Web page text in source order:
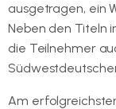
ausgetragen, ein
Neben den Titeln
die Teilnehmer
Am